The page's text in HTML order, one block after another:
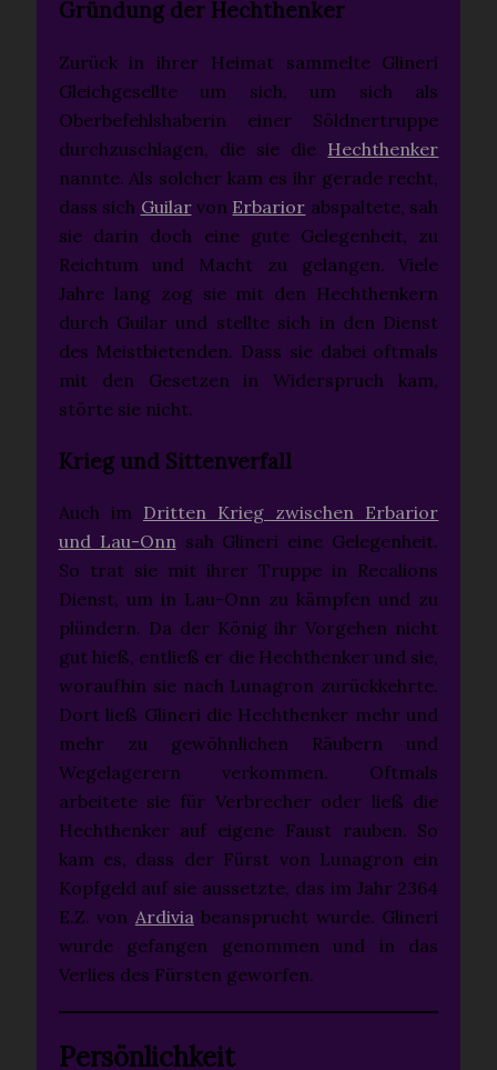
Gründung der Hechthenker
Zurück in ihrer Heimat sammelte Glineri
Gleichgesellte um sich, um sich als
Oberbefehlshaberin einer Söldnertruppe
durchzuschlagen, die sie die Hechthenker
nannte. Als solcher kam es ihr gerade recht,
dass sich Guilarvon Erbarior abspaltete, sah
sie darin doch eine gute Gelegenheit, zu
Reichtum und Macht zu gelangen. Viele
Jahre lang zog sie mit den Hechthenkern
durch Guilar und stellte sich in den Dienst
des Meistbietenden. Dass sie dabei oftmals
mit den Gesetzen in Widerspruch kam,
störte sie nicht.
Krieg und Sittenverfall
Auch im Dritten Krieg zwischen Erbarior
und Lau-Onnsah Glineri eine Gelegenheit.
So trat sie mit ihrer Truppe in Recalions
Dienst, um in Lau-Onn zu kämpfen und zu
plündern. Da der König ihr Vorgehen nicht
gut hieß, entließ er die Hechthenker und sie,
woraufhin sie nach Lunagron zurückkehrte.
Dort ließ Glineri die Hechthenker mehr und
mehr zu gewöhnlichen Räubern und
Wegelagerern verkommen. Oftmals
arbeitete sie für Verbrecher oder ließ die
Hechthenker auf eigene Faust rauben. So
kam es, dass der Fürst von Lunagron ein
Kopfgeld auf sie aussetzte, das im Jahr 2364
E.Z. von Ardiviabeansprucht wurde. Glineri
wurde gefangen genommen und in das
Verlies des Fürsten geworfen.
Persönlichkeit